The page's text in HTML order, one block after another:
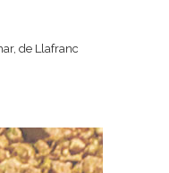
de Llafranc